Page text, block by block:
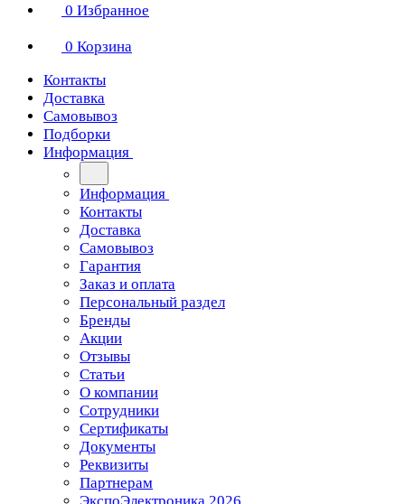
0 Избранное
0 Корзина
Контакты
Доставка
Самовывоз
Подборки
Информация
Информация
Контакты
Доставка
Самовывоз
Гарантия
Заказ и оплата
Персональный раздел
Бренды
Акции
Отзывы
Статьи
О компании
Сотрудники
Сертификаты
Документы
Реквизиты
Партнерам
ЭкспоЭлектроника 2026